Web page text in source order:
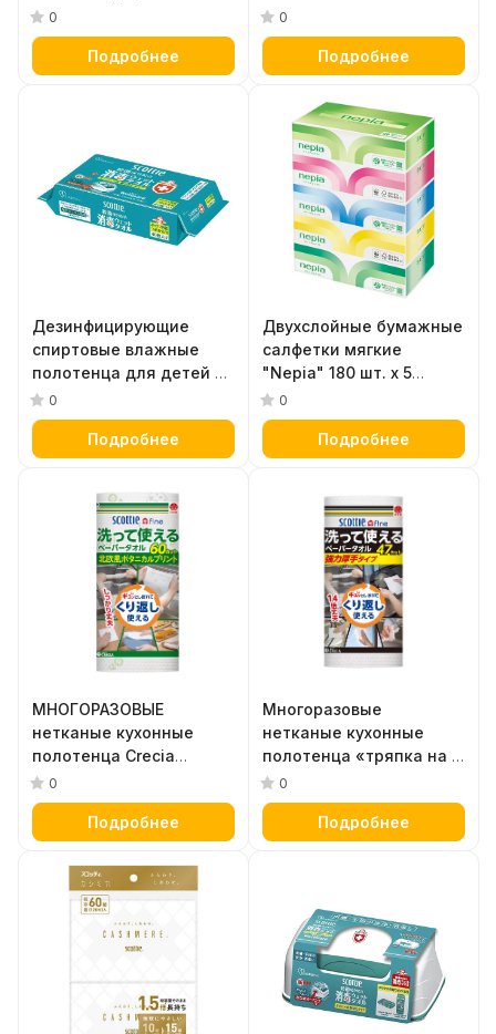
повышенной плотности,
устойчивые к воде) 200
шт. х 3 упаковки
0
Подробнее
двухслойная (25 м) 12
шт
0
Подробнее
Дезинфицирующие
спиртовые влажные
полотенца для детей и
взрослых с длительной
защитой Crecia "Scottie
WetGuard" 40 шт
0
Подробнее
Двухслойные бумажные
салфетки мягкие
"Nepiа" 180 шт. х 5
коробок
0
Подробнее
МНОГОРАЗОВЫЕ
нетканые кухонные
полотенца Crecia
"Scottie f!ne" с цветным
рисунком 60 листов в
рулоне, с цветным
0
Подробнее
Многоразовые
нетканые кухонные
полотенца «тряпка на 1
день» (плотные) "Scottie
f!ne" 47 листов в рулоне
0
Подробнее